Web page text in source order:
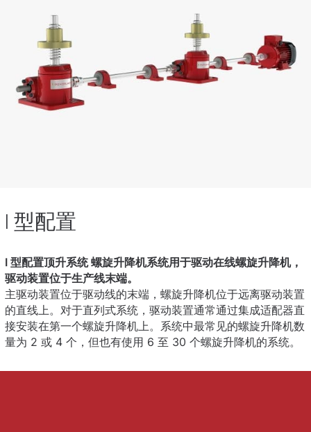
I 型配置
I 型配置顶升系统 螺旋升降机系统用于驱动在线螺旋升降机，
驱动装置位于生产线末端。
主驱动装置位于驱动线的末端，螺旋升降机位于远离驱动装置
的直线上。对于直列式系统，驱动装置通常通过集成适配器直
接安装在第一个螺旋升降机上。系统中最常见的螺旋升降机数
量为 2 或 4 个，但也有使用 6 至 30 个螺旋升降机的系统。